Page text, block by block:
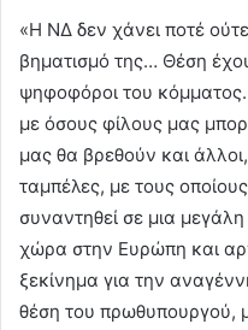
«Η ΝΔ δεν χάνει ποτέ
βηματισμό της… Θέση
ψηφοφόροι του
με όσους φίλους μας
μας θα βρεθούν και
ταμπέλες, με τους
συναντηθεί σε μια μεγάλη
χώρα στην Ευρώπη και
ξεκίνημα για την
θέση του πρωθυπουργού,